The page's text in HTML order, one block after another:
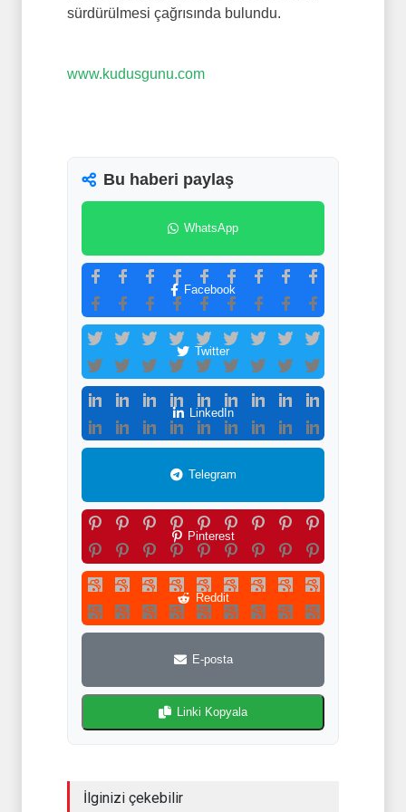
sürdürülmesi çağrısında bulundu.
www.kudusgunu.com
Bu haberi paylaş
WhatsApp
Facebook
Twitter
LinkedIn
Telegram
Pinterest
Reddit
E-posta
Linki Kopyala
İlginizi çekebilir